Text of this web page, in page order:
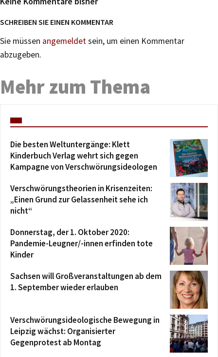
SCHREIBEN SIE EINEN KOMMENTAR
Sie müssen angemeldetsein, um einen Kommentar
abzugeben.
Mehr zum Thema
Die besten Weltuntergänge: Klett
Kinderbuch Verlag wehrt sich gegen
Kampagne von Verschwörungsideologen
Verschwörungstheorien in Krisenzeiten:
„Einen Grund zur Gelassenheit sehe ich
nicht“
Donnerstag, der 1. Oktober 2020:
Pandemie-Leugner/-innen erfinden tote
Kinder
Sachsen will Großveranstaltungen ab dem
1. September wieder erlauben
Verschwörungsideologische Bewegung in
Leipzig wächst: Organisierter
Gegenprotest ab Montag